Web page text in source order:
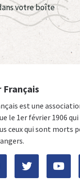
votre boîte
Français
est une
le 1er février 1906
ceux qui sont morts